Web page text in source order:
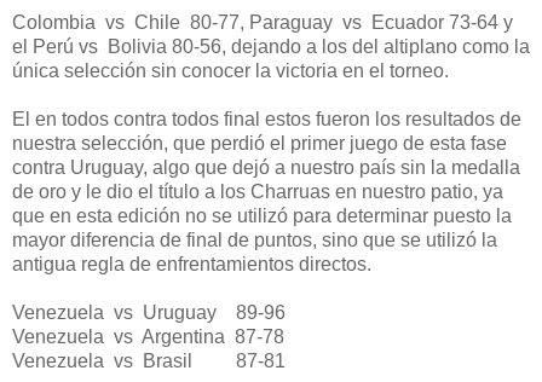
Colombia vs Chile 80-77, Paraguay vs Ecuador 73-64 y
el Perú vs Bolivia 80-56, dejando a los del altiplano como la
única selección sin conocer la victoria en el torneo.
El en todos contra todos final estos fueron los resultados de
nuestra selección, que perdió el primer juego de esta fase
contra Uruguay, algo que dejó a nuestro país sin la medalla
de oro y le dio el título a los Charruas en nuestro patio, ya
que en esta edición no se utilizó para determinar puesto la
mayor diferencia de final de puntos, sino que se utilizó la
antigua regla de enfrentamientos directos.
Venezuela vs Uruguay 89-96
Venezuela vs Argentina 87-78
Venezuela vs Brasil 87-81